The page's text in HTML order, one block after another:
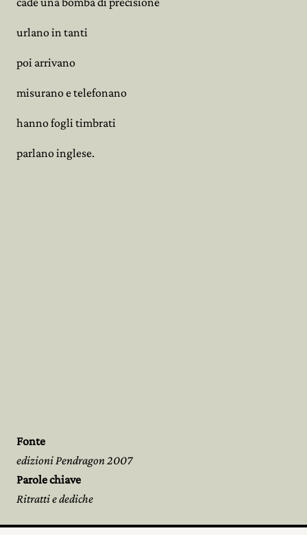
urlano in tanti
poi arrivano
misurano e telefonano
hanno fogli timbrati
parlano inglese.
Fonte
edizioni Pendragon 2007
Parole chiave
Ritratti e dediche